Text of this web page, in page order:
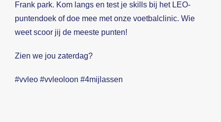
Frank park. Kom langs en test je skills bij het LEO-
puntendoek of doe mee met onze voetbalclinic. Wie
weet scoor jij de meeste punten!
Zien we jou zaterdag?
#vvleo #vvleoloon #4mijlassen